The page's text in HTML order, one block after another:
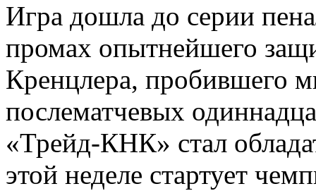
Игра дошла до серии
промах опытнейшего
Кренцлера, пробившего
послематчевых
«Трейд-КНК» стал
этой неделе стартует